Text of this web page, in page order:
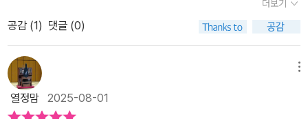
요. 음악연상 / 세번쓰기로 큐알코드를 들으면서 직접 써보는 수업이
에요. 어렵지 않은 단어들이라 써보면서 익히는거지요. 퍼즐연상으로
단어와 함께 간단한 유추하는 글과 함께 공부를 할 수 있네요. 저는 퍼
즐 연상 문제도 너무 좋고 이렇게 간단하게 부담스럽지 않은 양이 좋
은거 같아요. 아이가 다시 영어를 시작 해야 하는 단계라서 이책이 큰
도움이 되겠더라구요. 1달완성부터 4달완성, 7일완성까지 원하는 스
더보기
공감 (1) 댓글 (0)
열정맘 2025-08-01